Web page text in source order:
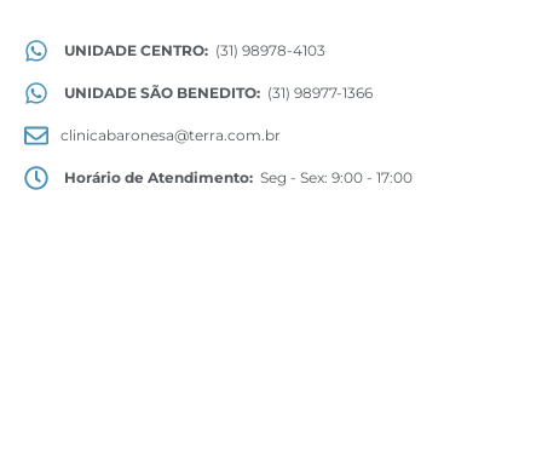
UNIDADE CENTRO: (31) 98978-4103
UNIDADE SÃO BENEDITO: (31) 98977-1366
clinicabaronesa@terra.com.br
Horário de Atendimento: Seg - Sex: 9:00 - 17:00